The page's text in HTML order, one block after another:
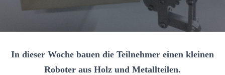
T
In dieser Woche bauen die Teilnehmer einen kleinen
Roboter aus Holz und Metallteilen.